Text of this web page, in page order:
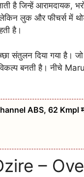
है जिन्हें आरामदायक,
लुक और फीचर्स में
है।
संतुलन दिया गया है।
बनती है। नीचे
ABS, 62 Kmpl
–